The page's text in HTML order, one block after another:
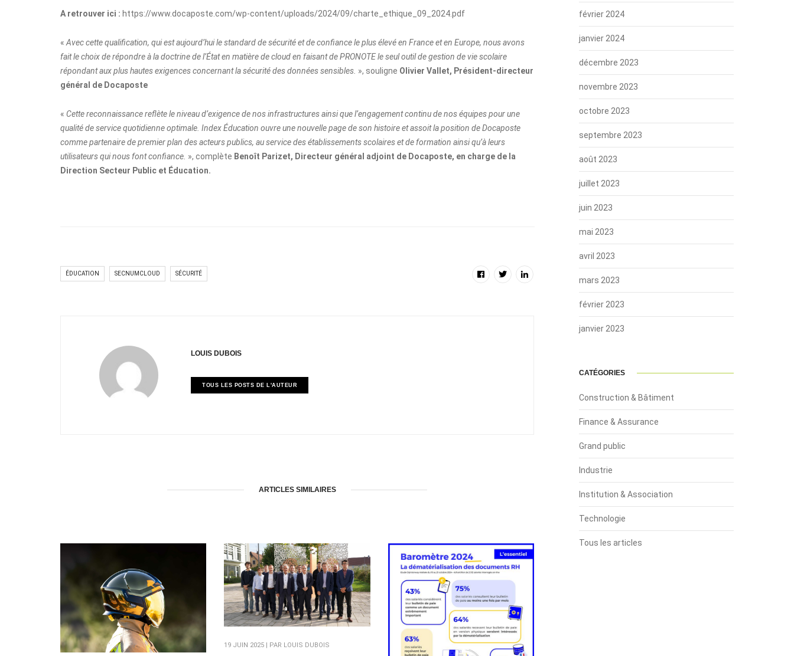
A retrouver ici : https://www.docaposte.com/wp-content/uploads/2024/09/charte_ethique_09_2024.pdf
« Avec cette qualification, qui est aujourd’hui le standard de sécurité et de confiance le plus élevé en France et en Europe, nous avons
fait le choix de répondre à la doctrinede l’État en matière de cloud en faisant de PRONOTE le seul outil de gestion de vie scolaire
répondant aux plus hautes exigences concernant la sécurité des données sensibles. », souligne Olivier Vallet, Président-directeur
général de Docaposte
« Cette reconnaissance reflète le niveau d’exigence de nos infrastructures ainsi que l’engagement continu de nos équipes pour une
qualité de service quotidienne optimale. Index Éducation ouvre une nouvelle page de son histoire et assoit la position de Docaposte
comme partenaire de premier plan des acteurs publics, au service des établissements scolaires et de formation ainsi qu’à leurs
utilisateurs qui nous font confiance. », complète Benoît Parizet, Directeur général adjoint de Docaposte, en charge de la
Direction Secteur Public et Éducation.
ÉDUCATION SECNUMCLOUD SÉCURITÉ
LOUIS DUBOIS
TOUS LES POSTS DE L'AUTEUR
ARTICLES SIMILAIRES
19 JUIN 2025 | PAR LOUIS DUBOIS
février 2024
janvier 2024
décembre 2023
novembre 2023
octobre 2023
septembre 2023
août 2023
juillet 2023
juin 2023
mai 2023
avril 2023
mars 2023
février 2023
janvier 2023
CATÉGORIES
Construction & Bâtiment
Finance & Assurance
Grand public
Industrie
Institution & Association
Technologie
Tous les articles